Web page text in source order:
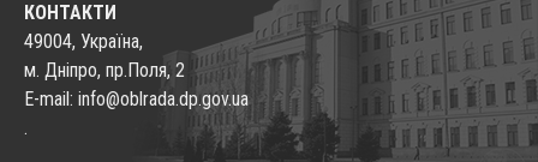
КОНТАКТИ
49004, Україна,
м. Дніпро, пр.Поля, 2
E-mail: info@oblrada.dp.gov.ua
.